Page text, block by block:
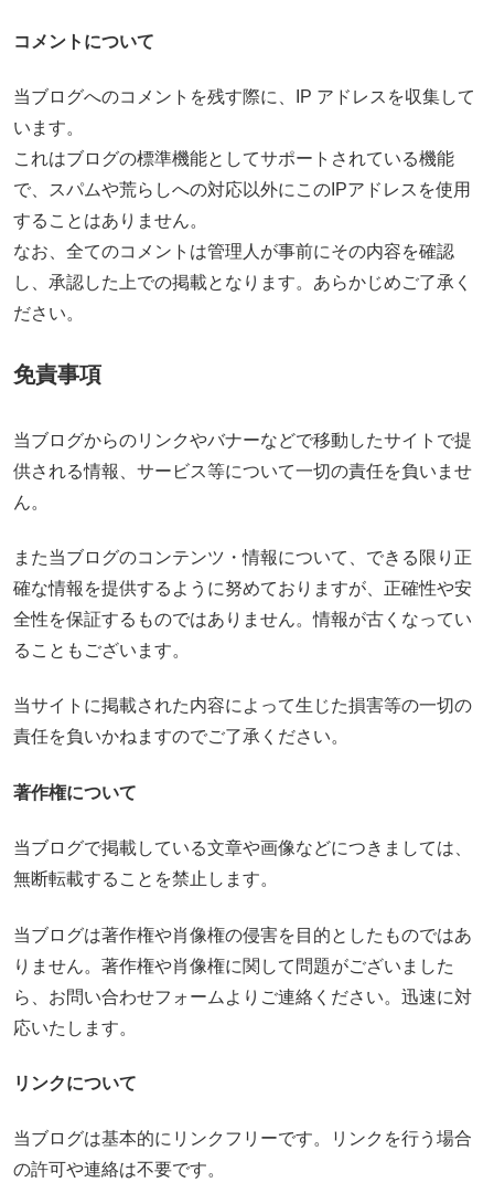
コメントについて
当ブログへのコメントを残す際に、IP アドレスを収集して
います。
これはブログの標準機能としてサポートされている機能
で、スパムや荒らしへの対応以外にこのIPアドレスを使用
することはありません。
なお、全てのコメントは管理人が事前にその内容を確認
し、承認した上での掲載となります。あらかじめご了承く
ださい。
免責事項
当ブログからのリンクやバナーなどで移動したサイトで提
供される情報、サービス等について一切の責任を負いませ
ん。
また当ブログのコンテンツ・情報について、できる限り正
確な情報を提供するように努めておりますが、正確性や安
全性を保証するものではありません。情報が古くなってい
ることもございます。
当サイトに掲載された内容によって生じた損害等の一切の
責任を負いかねますのでご了承ください。
著作権について
当ブログで掲載している文章や画像などにつきましては、
無断転載することを禁止します。
当ブログは著作権や肖像権の侵害を目的としたものではあ
りません。著作権や肖像権に関して問題がございました
ら、お問い合わせフォームよりご連絡ください。迅速に対
応いたします。
リンクについて
当ブログは基本的にリンクフリーです。リンクを行う場合
の許可や連絡は不要です。